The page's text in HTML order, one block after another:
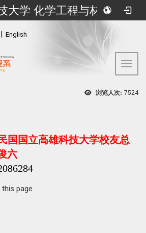
国立高雄科技大学 化学工程与材料工程系
English
浏览人次: 7524
国国立高雄科技大学校友总
六
this page